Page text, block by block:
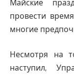
Майские
провести
многие
Несмотря на
наступил,